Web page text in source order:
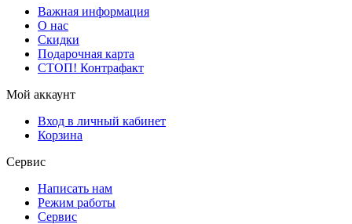
Важная информация
О нас
Скидки
Подарочная карта
СТОП! Контрафакт
Мой аккаунт
Вход в личный кабинет
Корзина
Сервис
Написать нам
Режим работы
Сервис